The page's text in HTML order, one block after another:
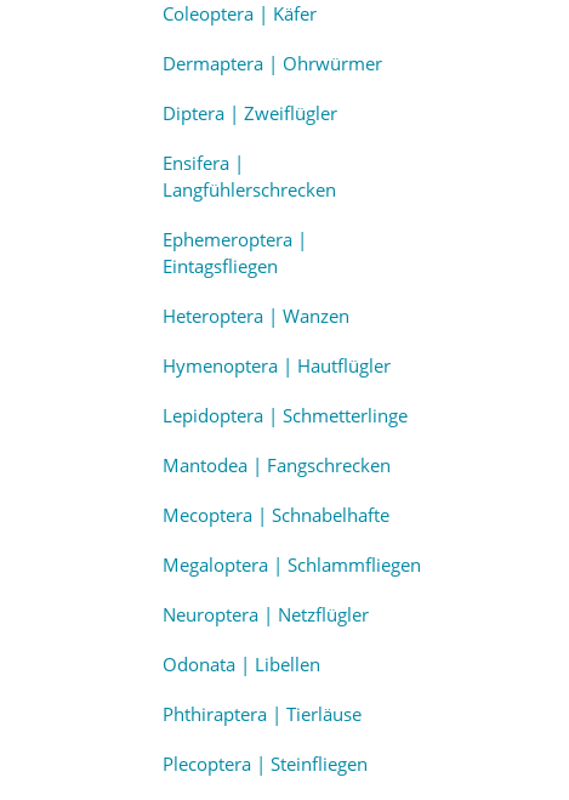
Coleoptera | Käfer
Dermaptera | Ohrwürmer
Diptera | Zweiflügler
Ensifera |
Langfühlerschrecken
Ephemeroptera |
Eintagsfliegen
Heteroptera | Wanzen
Hymenoptera | Hautflügler
Lepidoptera | Schmetterlinge
Mantodea | Fangschrecken
Mecoptera | Schnabelhafte
Megaloptera | Schlammfliegen
Neuroptera | Netzflügler
Odonata | Libellen
Phthiraptera | Tierläuse
Plecoptera | Steinfliegen